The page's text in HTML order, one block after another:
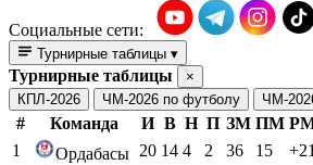
Социальные сети:
Турнирные таблицы ▾
Турнирные таблицы
×
КПЛ-2026
ЧМ-2026 по футболу ЧМ-
# Команда И В Н П ЗМ ПМ
1
Ордабасы 20 14 4 2 36 15 +21